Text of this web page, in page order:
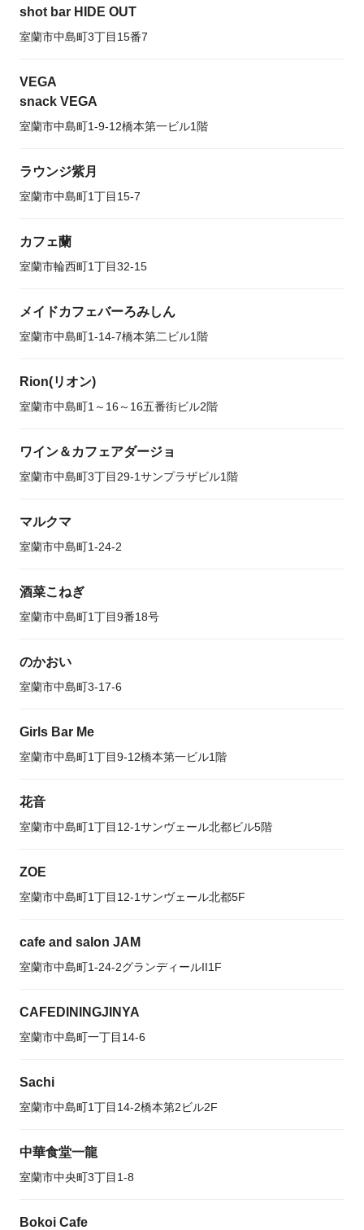
shot bar HIDE OUT
室蘭市中島町3丁目15番7
VEGA
snack VEGA
室蘭市中島町1-9-12橋本第一ビル1階
ラウンジ紫月
室蘭市中島町1丁目15-7
カフェ蘭
室蘭市輪西町1丁目32-15
メイドカフェバーろみしん
室蘭市中島町1-14-7橋本第二ビル1階
Rion(リオン)
室蘭市中島町1～16～16五番街ビル2階
ワイン＆カフェアダージョ
室蘭市中島町3丁目29-1サンプラザビル1階
マルクマ
室蘭市中島町1-24-2
酒菜こねぎ
室蘭市中島町1丁目9番18号
のかおい
室蘭市中島町3-17-6
Girls Bar Me
室蘭市中島町1丁目9-12橋本第一ビル1階
花音
室蘭市中島町1丁目12-1サンヴェール北都ビル5階
ZOE
室蘭市中島町1丁目12-1サンヴェール北都5F
cafe and salon JAM
室蘭市中島町1-24-2グランディールII1F
CAFEDININGJINYA
室蘭市中島町一丁目14-6
Sachi
室蘭市中島町1丁目14-2橋本第2ビル2F
中華食堂一龍
室蘭市中央町3丁目1-8
Bokoi Cafe